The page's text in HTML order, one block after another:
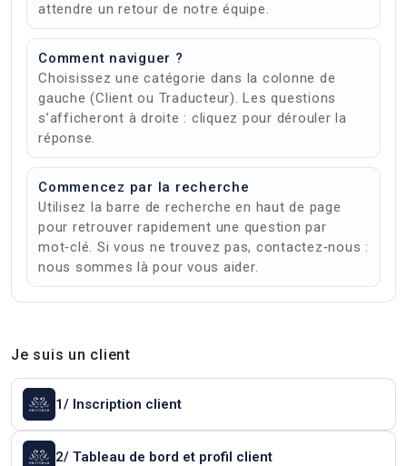
attendre un retour de notre équipe.
Comment naviguer ?
Choisissez une catégorie dans la colonne de
gauche (Client ou Traducteur). Les questions
s’afficheront à droite : cliquez pour dérouler la
réponse.
Commencez par la recherche
Utilisez la barre de recherche en haut de page
pour retrouver rapidement une question par
mot‑clé. Si vous ne trouvez pas, contactez‑nous :
nous sommes là pour vous aider.
Je suis un client
1/ Inscription client
2/ Tableau de bord et profil client